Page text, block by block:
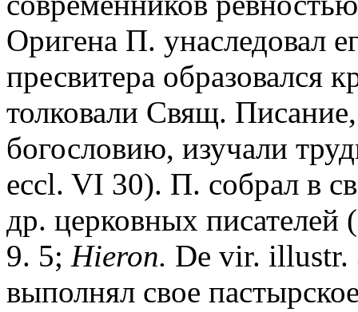
Оригена П. унаследовал
пресвитера образовался
толковали Свящ.
богословию, изучали
eccl. VI 30). П. собрал в
др. церковных
9. 5; Hieron. De vir. illustr.
выполнял свое